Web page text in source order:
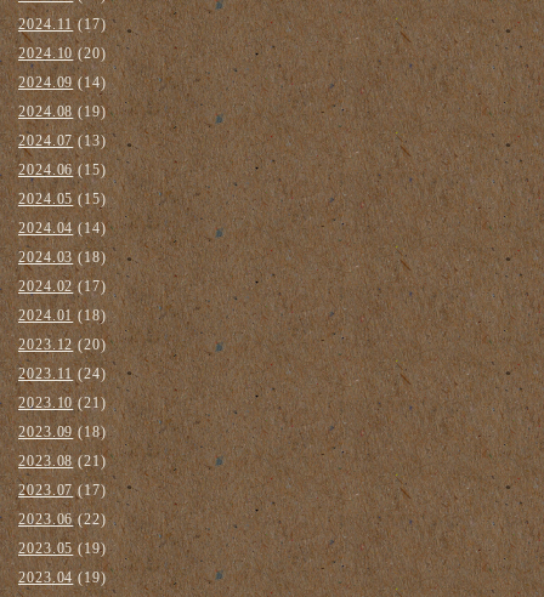
2024.11(17)
2024.10 (20)
2024.09(14)
2024.08 (19)
2024.07(13)
2024.06(15)
2024.05(15)
2024.04 (14)
2024.03(18)
2024.02(17)
2024.01 (18)
2023.12 (20)
2023.11(24)
2023.10(21)
2023.09(18)
2023.08(21)
2023.07(17)
2023.06(22)
2023.05(19)
2023.04(19)